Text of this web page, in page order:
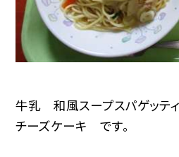
牛乳 和風スープスパゲッテ
チーズケーキ です。